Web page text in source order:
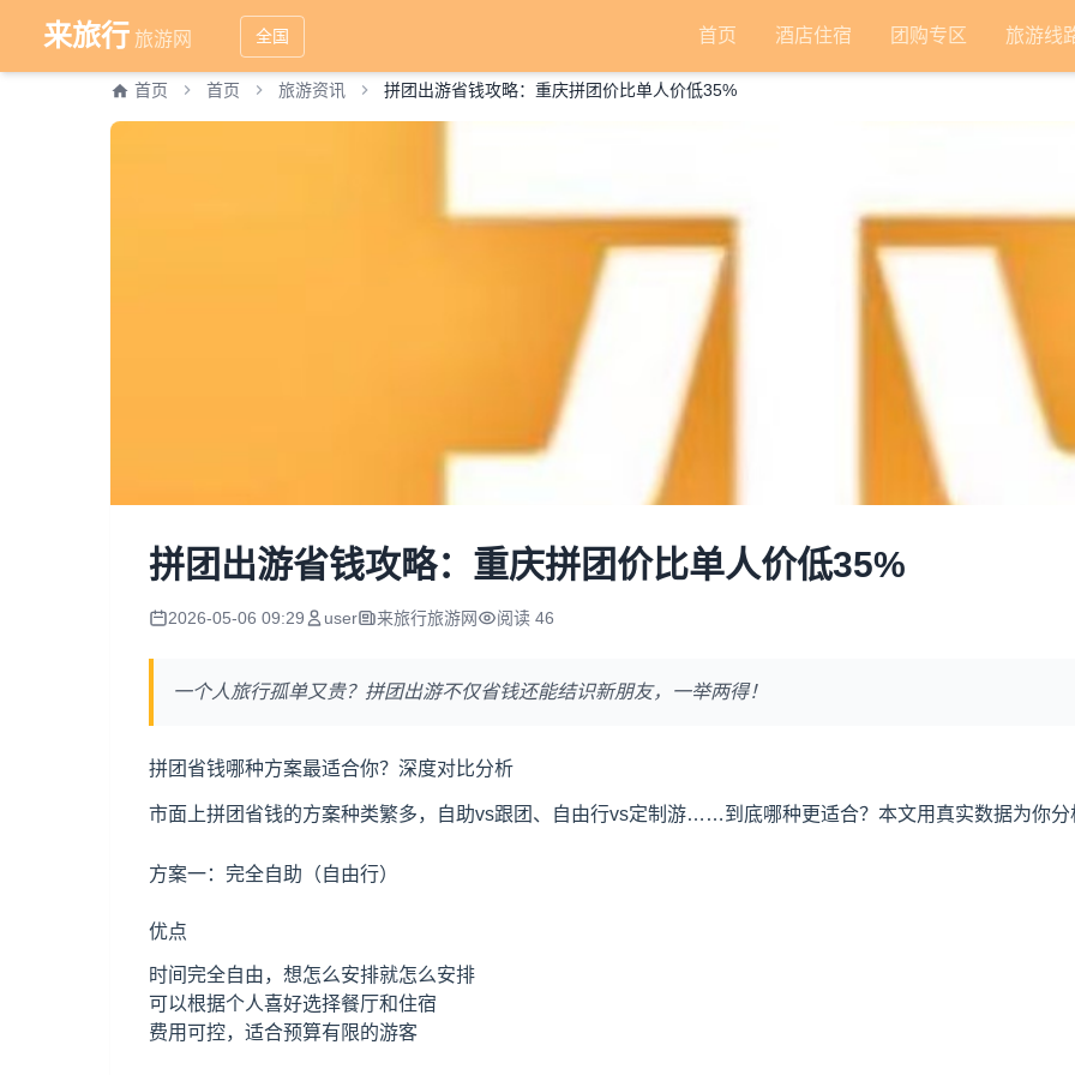
来旅行 旅游网 全国 首页 酒店住宿 团购专区 旅游线
首页 首页 旅游资讯 拼团出游省钱攻略：重庆拼团价比单人价低35%
拼团出游省钱攻略：重庆拼团价比单人价低35%
2026-05-06 09:29 user 来旅行旅游网 阅读 46
一个人旅行孤单又贵？拼团出游不仅省钱还能结识新朋友，一举两得！
拼团省钱哪种方案最适合你？深度对比分析
市面上拼团省钱的方案种类繁多，自助vs跟团、自由行vs定制游……到底哪种更适合？本文用真实数据为你分
方案一：完全自助（自由行）
优点
时间完全自由，想怎么安排就怎么安排
可以根据个人喜好选择餐厅和住宿
费用可控，适合预算有限的游客